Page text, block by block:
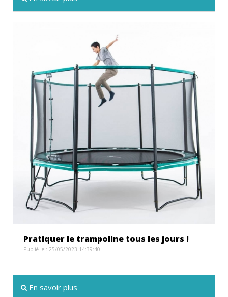
Pratiquer le trampoline tous les jours !
Publié le : 25/05/2023 14:39:40
En savoir plus